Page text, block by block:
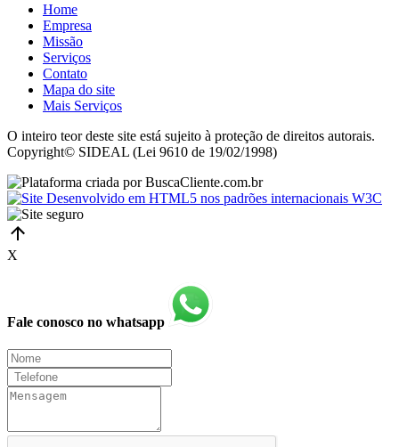
Home
Empresa
Missão
Serviços
Contato
Mapa do site
Mais Serviços
O inteiro teor deste site está sujeito à proteção de direitos autorais.
Copyright© SIDEAL (Lei 9610 de 19/02/1998)
X
Fale conosco no whatsapp